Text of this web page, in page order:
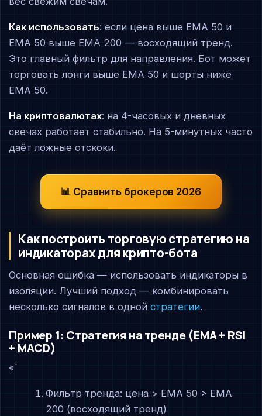
Как использовать: если цена выше EMA 50 и
EMA 50 выше EMA 200 — восходящий тренд.
Это главный фильтр для направления. Бот может
торговать лонги выше EMA 50 и шорты ниже
EMA 50.
На криптовалютах: на 4-часовых и дневных
свечах работает стабильно. На 5-минутных часто
даёт ложные отскоки.
📊 Сравнить брокеров 2026
Как построить торговую стратегию на
индикаторах для крипто-бота
Основная ошибка — использовать индикаторы в
изоляции. Лучший подход — комбинировать
несколько сигналов в однойстратегии.
Пример 1: Стратегия на тренде (EMA + RSI
+ MACD)
«`
Фильтр тренда: цена > EMA 50 > EMA
200 (восходящий тренд)